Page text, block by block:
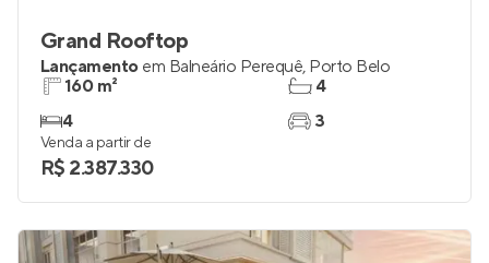
Grand Rooftop
Lançamento em Balneário Perequê, Porto Belo
160 m²
4
4
3
Venda a partir de
R$ 2.387.330